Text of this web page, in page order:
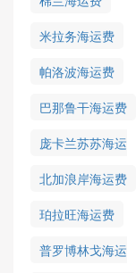
米拉务海运费
帕洛波海运费
巴那鲁干海运费
庞卡兰苏苏海运
北加浪岸海运费
珀拉旺海运费
普罗博林戈海运